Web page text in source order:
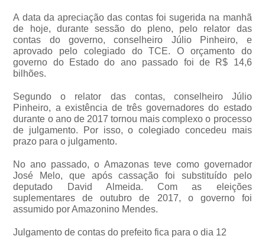
A data da apreciação das contas foi sugerida na manhã
de hoje, durante sessão do pleno, pelo relator das
contas do governo, conselheiro Júlio Pinheiro, e
aprovado pelo colegiado do TCE. O orçamento do
governo do Estado do ano passado foi de R$ 14,6
bilhões.
Segundo o relator das contas, conselheiro Júlio
Pinheiro, a existência de três governadores do estado
durante o ano de 2017 tornou mais complexo o processo
de julgamento. Por isso, o colegiado concedeu mais
prazo para o julgamento.
No ano passado, o Amazonas teve como governador
José Melo, que após cassação foi substituído pelo
deputado David Almeida. Com as eleições
suplementares de outubro de 2017, o governo foi
assumido por Amazonino Mendes.
Julgamento de contas do prefeito fica para o dia 12